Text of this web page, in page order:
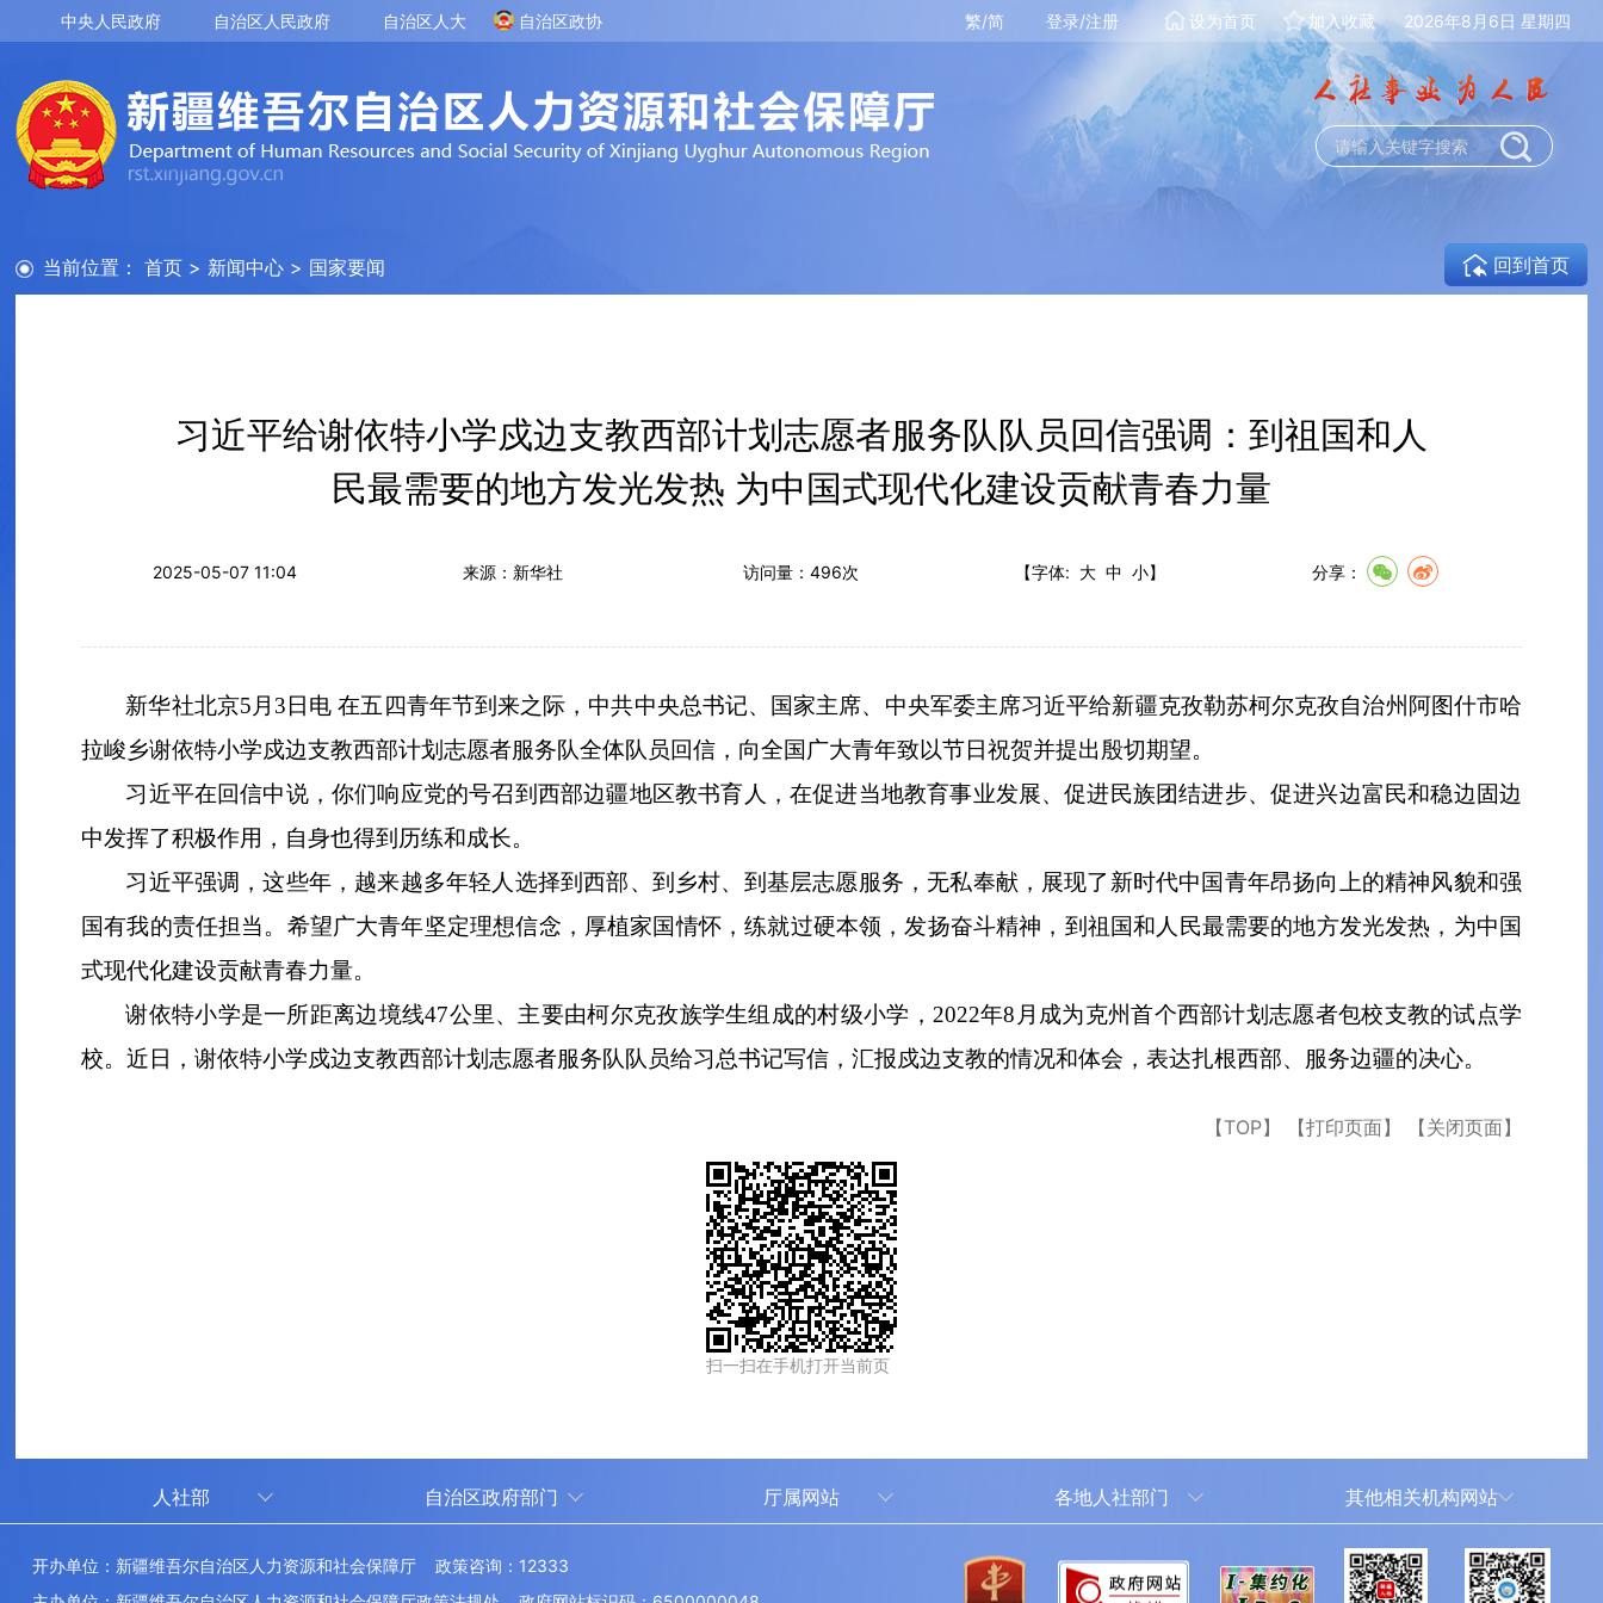
中央人民政府 自治区人民政府 自治区人大 自治区政协 2026年8月6日 星期四
加入收藏
设为首页
登录/注册
繁/简
当前位置： 首页 > 新闻中心 > 国家要闻 回到首页
习近平给谢依特小学戍边支教西部计划志愿者服务队队员回信强调：到祖国和人
民最需要的地方发光发热 为中国式现代化建设贡献青春力量
2025-05-07 11:04 来源：新华社 访问量：496次 【字体: 大 中 小】 分享：
新华社北京5月3日电 在五四青年节到来之际，中共中央总书记、国家主席、中央军委主席习近平给新疆克孜勒苏柯尔克孜自治州阿图什市哈
拉峻乡谢依特小学戍边支教西部计划志愿者服务队全体队员回信，向全国广大青年致以节日祝贺并提出殷切期望。
习近平在回信中说，你们响应党的号召到西部边疆地区教书育人，在促进当地教育事业发展、促进民族团结进步、促进兴边富民和稳边固边
中发挥了积极作用，自身也得到历练和成长。
习近平强调，这些年，越来越多年轻人选择到西部、到乡村、到基层志愿服务，无私奉献，展现了新时代中国青年昂扬向上的精神风貌和强
国有我的责任担当。希望广大青年坚定理想信念，厚植家国情怀，练就过硬本领，发扬奋斗精神，到祖国和人民最需要的地方发光发热，为中国
式现代化建设贡献青春力量。
谢依特小学是一所距离边境线47公里、主要由柯尔克孜族学生组成的村级小学，2022年8月成为克州首个西部计划志愿者包校支教的试点学
校。近日，谢依特小学戍边支教西部计划志愿者服务队队员给习总书记写信，汇报戍边支教的情况和体会，表达扎根西部、服务边疆的决心。
【TOP】 【打印页面】 【关闭页面】
扫一扫在手机打开当前页
人社部 自治区政府部门 厅属网站 各地人社部门
伊犁哈萨克自治州
其他相关机构网站
新华网新疆频道
新疆新闻网
开办单位：新疆维吾尔自治区人力资源和社会保障厅 政策咨询：12333